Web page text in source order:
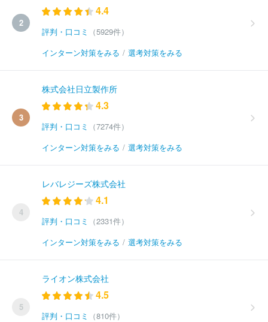
2
4.4
評判・口コミ
（5929件）
インターン対策をみる / 選考対策をみる
3
株式会社日立製作所
4.3
評判・口コミ
（7274件）
インターン対策をみる / 選考対策をみる
4
レバレジーズ株式会社
4.1
評判・口コミ
（2331件）
インターン対策をみる / 選考対策をみる
5
ライオン株式会社
4.5
評判・口コミ
（810件）